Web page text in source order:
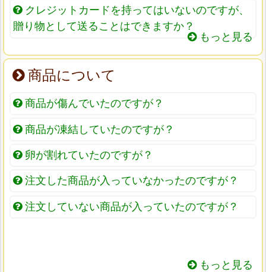
クレジットカードを持ってはいないのですが、
贈り物として送ることはできますか？
もっと見る
商品について
商品が傷んでいたのですが？
商品が凍結していたのですが？
卵が割れていたのですが？
注文した商品が入っていなかったのですが？
注文していない商品が入っていたのですが？
もっと見る